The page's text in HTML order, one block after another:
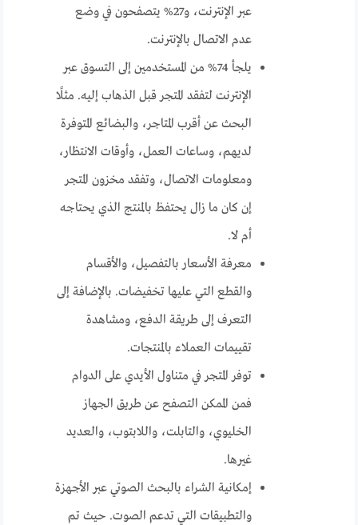
عبر الإنترنت، و27% يتصفحون في وضع
عدم الاتصال بالإنترنت.
يلجأ 74% من المستخدمين إلى التسوق عبر
الإنترنت لتفقد المتجر قبل الذهاب إليه. مثلًا
البحث عن أقرب المتاجر، والبضائع المتوفرة
لديهم، وساعات العمل، وأوقات الانتظار،
ومعلومات الاتصال، وتفقد مخزون المتجر
إن كان ما زال يحتفظ بالمنتج الذي يحتاجه
أم لا.
معرفة الأسعار بالتفصيل، والأقسام
والقطع التي عليها تخفيضات. بالإضافة إلى
التعرف إلى طريقة الدفع، ومشاهدة
تقييمات العملاء بالمنتجات.
توفر المتجر في متناول الأيدي على الدوام
فمن الممكن التصفح عن طريق الجهاز
الخليوي، والتابلت، واللابتوب، والعديد
غيرها.
إمكانية الشراء بالبحث الصوتي عبر الأجهزة
والتطبيقات التي تدعم الصوت. حيث تم